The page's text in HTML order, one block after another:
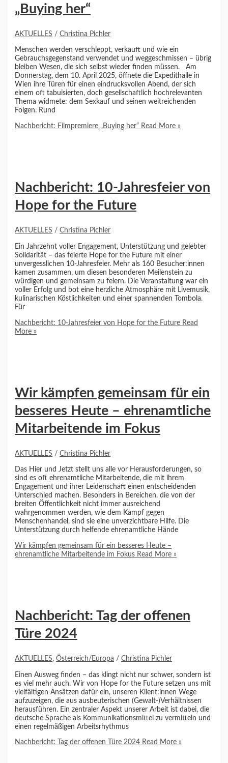
„Buying her“
AKTUELLES /Christina Pichler
Menschen werden verschleppt, verkauft und wie ein
Gebrauchsgegenstand verwendet und weggeschmissen – übrig
bleiben Wesen, die sich selbst wieder finden müssen. Am
Donnerstag, dem 10. April 2025, öffnete die Expedithalle in
Wien ihre Türen für einen eindrucksvollen Abend, der sich
einem oft tabuisierten, doch gesellschaftlich hochrelevanten
Thema widmete: dem Sexkauf und seinen weitreichenden
Folgen. Rund
Nachbericht: Filmpremiere „Buying her“ Read More »
Nachbericht: 10-Jahresfeier von
Hope for the Future
AKTUELLES /Christina Pichler
Ein Jahrzehnt voller Engagement, Unterstützung und gelebter
Solidarität – das feierte Hope for the Future mit einer
unvergesslichen 10-Jahresfeier. Mehr als 160 Besucher:innen
kamen zusammen, um diesen besonderen Meilenstein zu
würdigen und gemeinsam zu feiern. Die Veranstaltung war ein
voller Erfolg und bot eine herzliche Atmosphäre mit Livemusik,
kulinarischen Köstlichkeiten und einer spannenden Tombola.
Für
Nachbericht: 10-Jahresfeier von Hope for the Future Read
More »
Wir kämpfen gemeinsam für ein
besseres Heute – ehrenamtliche
Mitarbeitende im Fokus
AKTUELLES /Christina Pichler
Das Hier und Jetzt stellt uns alle vor Herausforderungen, so
sind es oft ehrenamtliche Mitarbeitende, die mit ihrem
Engagement und ihrer Leidenschaft einen entscheidenden
Unterschied machen. Besonders in Bereichen, die von der
breiten Öffentlichkeit nicht immer ausreichend
wahrgenommen werden, wie dem Kampf gegen
Menschenhandel, sind sie eine unverzichtbare Hilfe. Die
Unterstützung durch helfende ehrenamtliche Hände
Wir kämpfen gemeinsam für ein besseres Heute –
ehrenamtliche Mitarbeitende im Fokus Read More »
Nachbericht: Tag der offenen
Türe 2024
AKTUELLES,Österreich/Europa /Christina Pichler
Einen Ausweg finden – das klingt nicht nur schwer, sondern ist
es viel mehr auch. Wir von Hope for the Future setzen uns mit
vielfältigen Ansätzen dafür ein, unseren Klient:innen Wege
aufzuzeigen, die aus ausbeuterischen (Gewalt-)Verhältnissen
herausführen. Ein zentraler Aspekt unserer Arbeit ist dabei, die
deutsche Sprache als Kommunikationsmittel zu vermitteln und
einen regelmäßigen Arbeitsrhythmus
Nachbericht: Tag der offenen Türe 2024 Read More »